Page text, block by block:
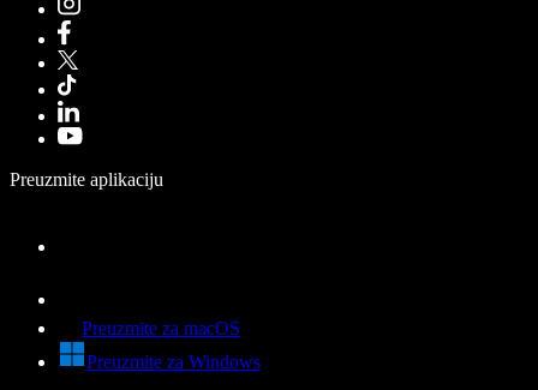
Preuzmite aplikaciju
Preuzmite za macOS
Preuzmite za Windows